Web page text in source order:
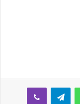
واتساب تيلقرام ڤايبر